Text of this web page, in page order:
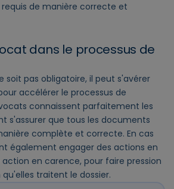
de manière correcte et
dans le processus de
soit pas obligatoire, il peut s'avérer
accélérer le processus de
connaissent parfaitement les
s'assurer que tous les documents
complète et correcte. En cas
également engager des actions en
en carence, pour faire pression
traitent le dossier.